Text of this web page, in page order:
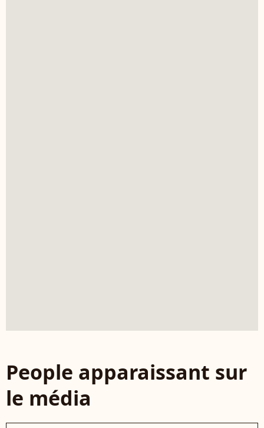
People apparaissant sur
le média